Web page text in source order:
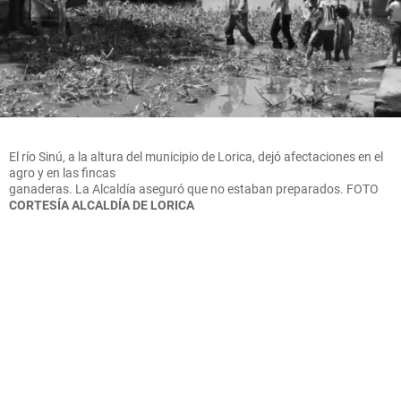
El río Sinú, a la altura del municipio de Lorica, dejó afectaciones en el
agro y en las fincas
ganaderas. La Alcaldía aseguró que no estaban preparados. FOTO
CORTESÍA ALCALDÍA DE LORICA